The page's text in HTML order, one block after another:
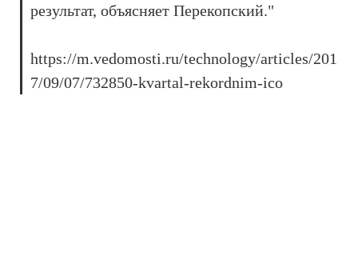
результат, объясняет Перекопский."
https://m.vedomosti.ru/technology/articles/201
7/09/07/732850-kvartal-rekordnim-ico